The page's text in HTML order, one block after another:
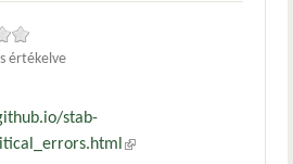
értékelve
stab-
(külső hivatkozás)